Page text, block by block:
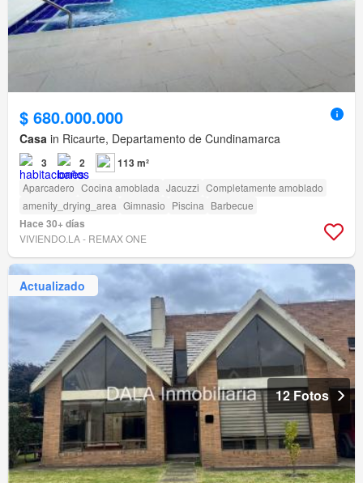
$ 680.000.000
Casa in Ricaurte, Departamento de Cundinamarca
3 2 113 m²
Aparcadero Cocina amoblada Jacuzzi Completamente amoblado
amenity_drying_area Gimnasio Piscina Barbecue
Hace 30+ días
VIVIENDO.LA - REMAX ONE
Actualizado
12 Fotos